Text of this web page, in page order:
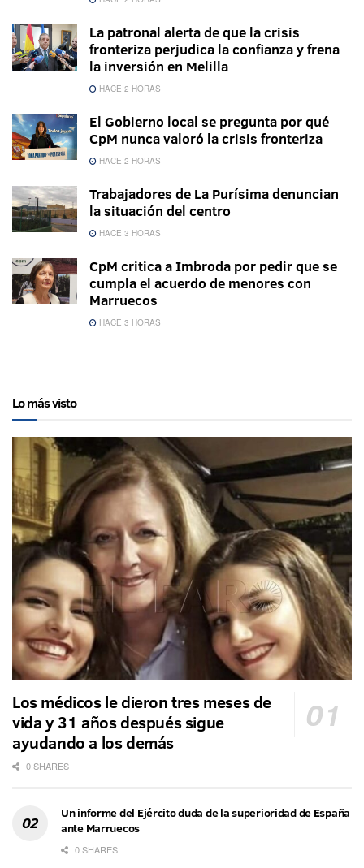
La patronal alerta de que la crisis
fronteriza perjudica la confianza y frena
la inversión en Melilla
HACE 2 HORAS
El Gobierno local se pregunta por qué
CpM nunca valoró la crisis fronteriza
HACE 2 HORAS
Trabajadores de La Purísima denuncian
la situación del centro
HACE 3 HORAS
CpM critica a Imbroda por pedir que se
cumpla el acuerdo de menores con
Marruecos
HACE 3 HORAS
Lo más visto
Los médicos le dieron tres meses de
vida y 31 años después sigue
ayudando a los demás
0 SHARES
Un informe del Ejército duda de la superioridad de España
ante Marruecos
0 SHARES